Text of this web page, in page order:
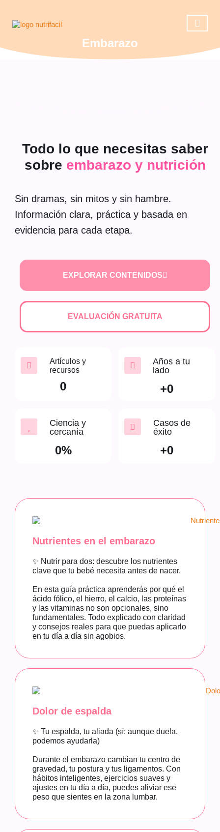
Embarazo
Todo lo que necesitas saber
sobre embarazo y nutrición
Sin dramas, sin mitos y sin hambre.
Información clara, práctica y basada en
evidencia para cada etapa.
EXPLORAR CONTENIDOS
EVALUACIÓN GRATUITA
Artículos y
recursos
0
Años a tu
lado
+0
Ciencia y
cercanía
0%
Casos de
éxito
+0
Nutrientes en el embarazo
✨ Nutrir para dos: descubre los nutrientes
clave que tu bebé necesita antes de nacer.
En esta guía práctica aprenderás por qué el
ácido fólico, el hierro, el calcio, las proteínas
y las vitaminas no son opcionales, sino
fundamentales. Todo explicado con claridad
y consejos reales para que puedas aplicarlo
en tu día a día sin agobios.
Dolor de espalda
✨ Tu espalda, tu aliada (sí: aunque duela,
podemos ayudarla)
Durante el embarazo cambian tu centro de
gravedad, tu postura y tus ligamentos. Con
hábitos inteligentes, ejercicios suaves y
ajustes en tu día a día, puedes aliviar ese
peso que sientes en la zona lumbar.